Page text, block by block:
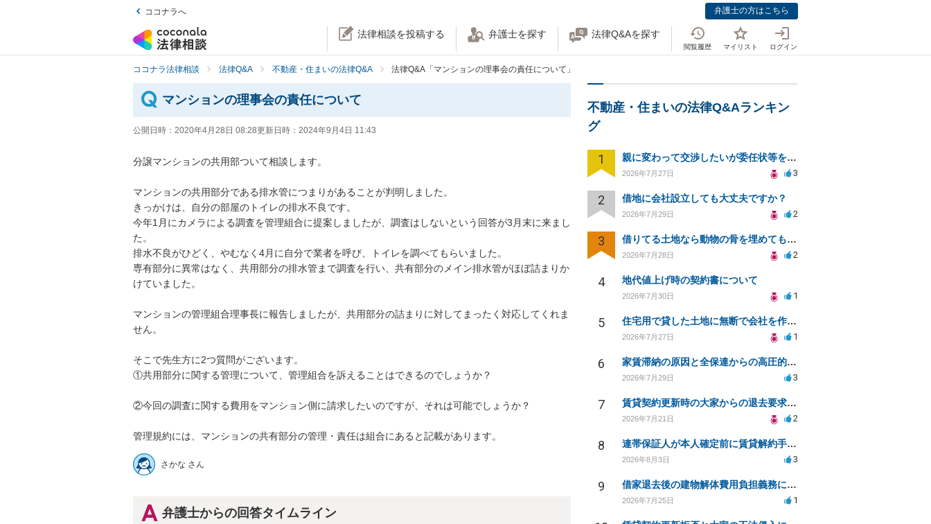
ココナラへ 弁護士の方はこちら
法律相談を投稿する 弁護士を探す 法律Q&Aを探す
閲覧履歴 マイリスト ログイン
ココナラ法律相談 法律Q&A 不動産・住まいの法律Q&A 法律Q&A「マンションの理事会の責任について」
マンションの理事会の責任について
公開日時： 2020年4月28日 08:28更新日時： 2024年9月4日 11:43
分譲マンションの共用部ついて相談します。
マンションの共用部分である排水管につまりがあることが判明しました。
きっかけは、自分の部屋のトイレの排水不良です。
今年1月にカメラによる調査を管理組合に提案しましたが、調査はしないという回答が3月末に来まし
た。
排水不良がひどく、やむなく4月に自分で業者を呼び、トイレを調べてもらいました。
専有部分に異常はなく、共用部分の排水管まで調査を行い、共有部分のメイン排水管がほぼ詰まりか
けていました。
マンションの管理組合理事長に報告しましたが、共用部分の詰まりに対してまったく対応してくれま
せん。
そこで先生方に2つ質問がございます。
①共用部分に関する管理について、管理組合を訴えることはできるのでしょうか？
②今回の調査に関する費用をマンション側に請求したいのですが、それは可能でしょうか？
管理規約には、マンションの共有部分の管理・責任は組合にあると記載があります。
さかな さん
弁護士からの回答タイムライン
不動産・住まいの法律Q&Aランキン
グ
1 親に変わって交渉したいが委任状等を作って大丈夫ですか？
2026年7月27日 3
2 借地に会社設立しても大丈夫ですか？
2026年7月29日 2
3 借りてる土地なら動物の骨を埋めても大丈夫ですか？
2026年7月28日 2
4 地代値上げ時の契約書について
2026年7月30日 1
5 住宅用で貸した土地に無断で会社を作られた。
2026年7月27日 1
6 家賃滞納の原因と全保連からの高圧的対応への対策は？
2026年7月29日 3
7 賃貸契約更新時の大家からの退去要求への法的対応方法は？
2026年7月21日 2
8 連帯保証人が本人確定前に賃貸解約手続きをすることに関して
2026年8月3日 3
9 借家退去後の建物解体費用負担義務についての法的相談（補足説明修正）
2026年7月25日 1